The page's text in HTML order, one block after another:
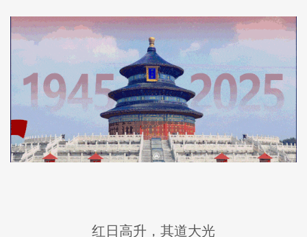
红日高升，其道大光